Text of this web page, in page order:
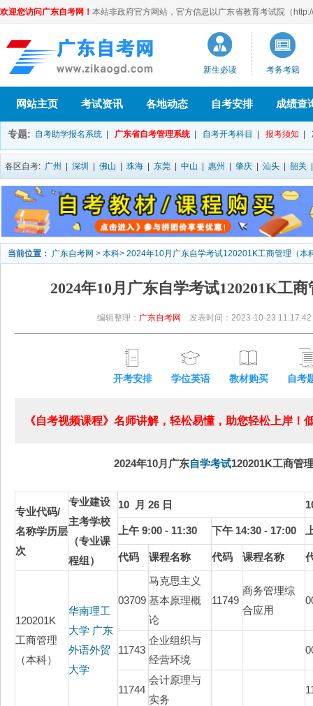
欢迎您访问广东自考网！ 本站非政府官方网站，官方信息以广东省教育考试院（
新生必读 考务考籍
网站主页 考试资讯 各地动态 自考安排 成绩查
专题: 自考助学报名系统 广东省自考管理系统 自考开考科目 报考须知
各区自考: 广州 深圳 佛山 珠海 东莞 中山 惠州 肇庆 汕头 韶关
当前位置： 广东自考网 > 本科> 2024年10月广东自学考试120201K工商管理（本
2024年10月广东自学考试120201K工
编辑整理： 广东自考网 发表时间：2023-10-23 11:17:42
开考安排 学位英语 教材购买 自考
《自考视频课程》名师讲解，轻松易懂，助您轻松上岸！
2024年10月广东自学考试120201K工商管
专业代码/
名称学历层
次
专业建设
主考学校
（专业课
程组）
10 月 26 日
上午 9:00 - 11:30 下午 14:30 - 17:00
代码 课程名称 代码 课程名称
120201K
工商管理
（本科）
华南理工
大学 广东
外语外贸
大学
03709
马克思主义
基本原理概
论
11749
商务管理综
合应用
11743
企业组织与
经营环境
11744
会计原理与
实务